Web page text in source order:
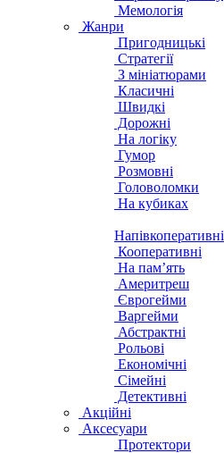
Мемологія
Жанри
Пригодницькі
Стратегії
З мініатюрами
Класичні
Швидкі
Дорожні
На логіку
Гумор
Розмовні
Головоломки
На кубиках
Напівкоперативні
Кооперативні
На пам’ять
Америтреш
Єврогейми
Варгейми
Абстрактні
Рольові
Економічні
Сімейні
Детективні
Акційні
Аксесуари
Протектори